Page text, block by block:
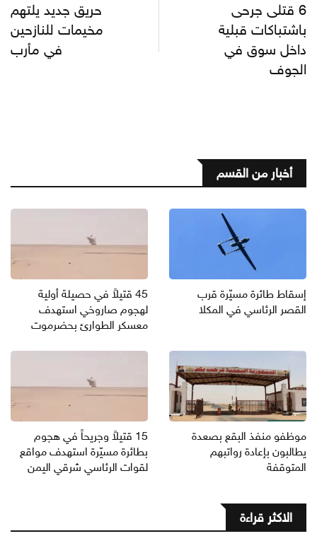
6 قتلى جرحى
باشتباكات قبلية
داخل سوق في
الجوف
حريق جديد يلتهم
مخيمات للنازحين
في مأرب
أخبار من القسم
إسقاط طائرة مسيّرة قرب
القصر الرئاسي في المكلا
45 قتيلاً في حصيلة أولية
لهجوم صاروخي استهدف
معسكر الطوارئ بحضرموت
موظفو منفذ البقع بصعدة
يطالبون بإعادة رواتبهم
المتوقفة
15 قتيلاً وجريحاً في هجوم
بطائرة مسيّرة استهدف مواقع
لقوات الرئاسي شرقي اليمن
الاكثر قراءة